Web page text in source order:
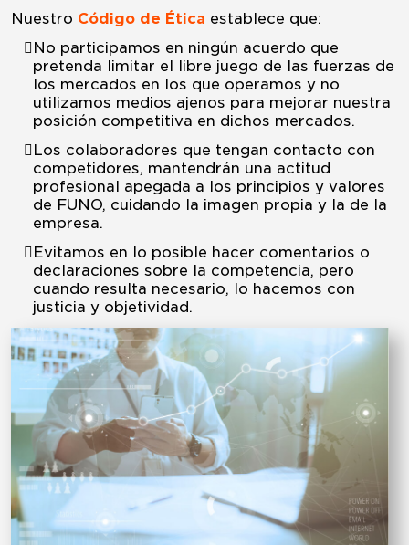
Nuestro Código de Ética establece que:
No participamos en ningún acuerdo que
pretenda limitar el libre juego de las fuerzas de
los mercados en los que operamos y no
utilizamos medios ajenos para mejorar nuestra
posición competitiva en dichos mercados.
Los colaboradores que tengan contacto con
competidores, mantendrán una actitud
profesional apegada a los principios y valores
de FUNO, cuidando la imagen propia y la de la
empresa.
Evitamos en lo posible hacer comentarios o
declaraciones sobre la competencia, pero
cuando resulta necesario, lo hacemos con
justicia y objetividad.